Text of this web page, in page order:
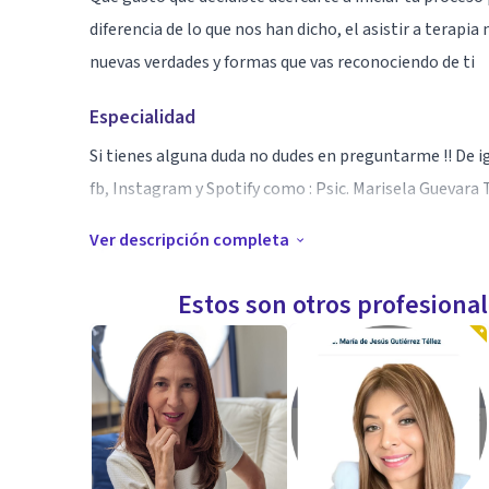
diferencia de lo que nos han dicho, el asistir a
nuevas verdades y formas que vas reconociendo de ti
Especialidad
Si tienes alguna duda no dudes en preguntarme !! De
fb, Instagram y Spotify como : Psic. Marisela Guevara
Aptitudes
Interconsultas que se requirieran en las diversas
el psiquiátrico ahí estuve trabajando con personas
los familiares, dando también consulta, estuve
uso, abuso y consumo de sustancias y por su puesto
sobre diversos temas por mi cuenta el servicio de
Ver descripción completa
Estos son otros